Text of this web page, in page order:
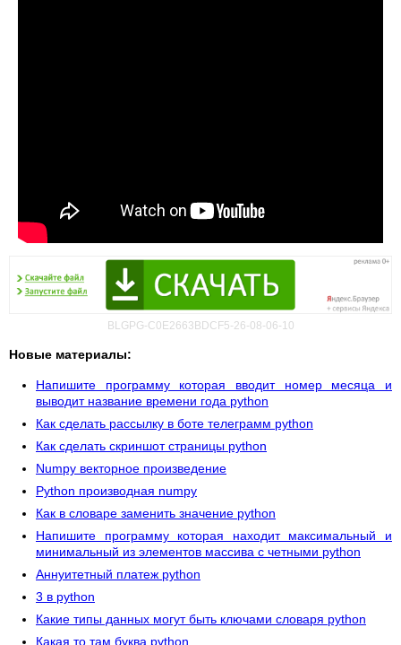
BLGPG-C0E2663BDCF5-26-08-06-10
Новые материалы:
Напишите программу которая вводит номер месяца и
выводит название времени года python
Как сделать рассылку в боте телеграмм python
Как сделать скриншот страницы python
Numpy векторное произведение
Python производная numpy
Как в словаре заменить значение python
Напишите программу которая находит максимальный и
минимальный из элементов массива с четными python
Аннуитетный платеж python
3 в python
Какие типы данных могут быть ключами словаря python
Какая то там буква python